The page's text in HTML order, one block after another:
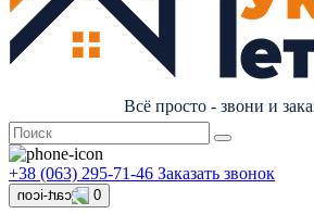
Всё просто - звони и
+38 (063) 295-71-46 Заказать звонок
0